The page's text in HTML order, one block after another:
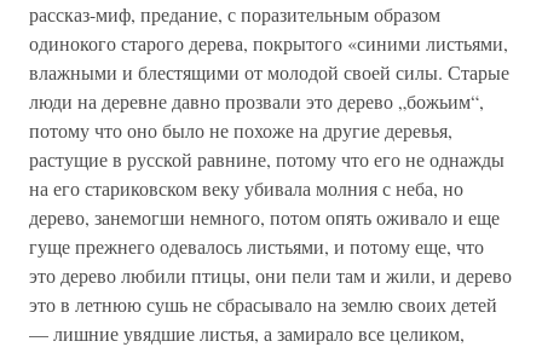
рассказ-миф, предание, с поразительным образом
одинокого старого дерева, покрытого «синими листьями,
влажными и блестящими от молодой своей силы. Старые
люди на деревне давно прозвали это дерево „божьим“,
потому что оно было не похоже на другие деревья,
растущие в русской равнине, потому что его не однажды
на его стариковском веку убивала молния с неба, но
дерево, занемогши немного, потом опять оживало и еще
гуще прежнего одевалось листьями, и потому еще, что
это дерево любили птицы, они пели там и жили, и дерево
это в летнюю сушь не сбрасывало на землю своих детей
— лишние увядшие листья, а замирало все целиком,